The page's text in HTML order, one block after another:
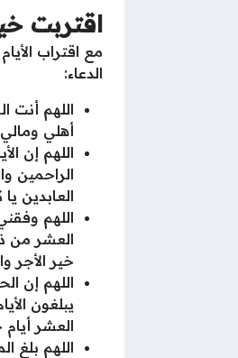
اقتربت
مع اقتراب
الدعاء:
اللهم أنت
أهلي
اللهم إن
الراحمين
العابدين
اللهم
العشر من
خير الأجر
اللهم إن
يبلغون
العشر
اللهم بلغ